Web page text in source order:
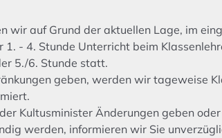
wir auf Grund der aktuellen Lage, im
- 4. Stunde Unterricht beim
5./6. Stunde statt.
geben, werden wir tageweise
Kultusminister Änderungen geben
werden, informieren wir Sie